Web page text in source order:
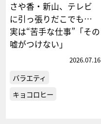
さや香・新山、テレビ
に引っ張りだこでも…
実は“苦手な仕事”「その
嘘がつけない」
2026.07.16
バラエティ
キョコロヒー